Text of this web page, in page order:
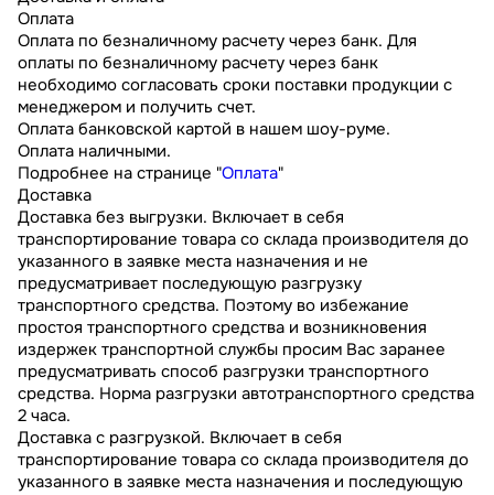
Оплата
Оплата по безналичному расчету через банк. Для
оплаты по безналичному расчету через банк
необходимо согласовать сроки поставки продукции с
менеджером и получить счет.
Оплата банковской картой в нашем шоу-руме.
Оплата наличными.
Подробнее на странице "Оплата"
Доставка
Доставка без выгрузки. Включает в себя
транспортирование товара со склада производителя до
указанного в заявке места назначения и не
предусматривает последующую разгрузку
транспортного средства. Поэтому во избежание
простоя транспортного средства и возникновения
издержек транспортной службы просим Вас заранее
предусматривать способ разгрузки транспортного
средства. Норма разгрузки автотранспортного средства
2 часа.
Доставка с разгрузкой. Включает в себя
транспортирование товара со склада производителя до
указанного в заявке места назначения и последующую